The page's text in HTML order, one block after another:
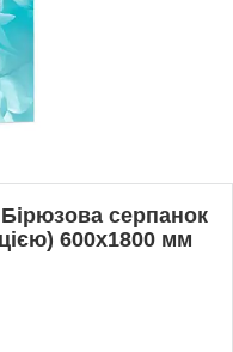
серпанок
600х1800 мм